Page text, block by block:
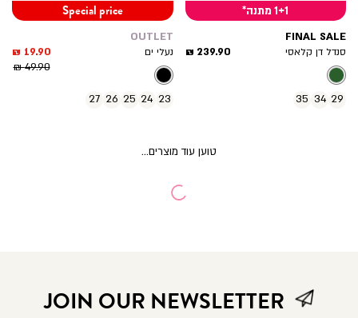
1+1 מתנה*
FINAL SALE
סנדל דן קלאסי
מחיר
239.90 ₪
29
34
35
Special price
OUTLET
נעלי ים
מחיר
מוצר
19.90 ₪
מחיר
49.90 ₪
23
24
25
26
27
JOIN OUR NEWSLETTER